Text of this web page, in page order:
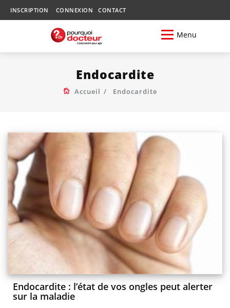
INSCRIPTION CONNEXION CONTACT
Menu
Endocardite
Accueil Endocardite
Endocardite : l’état de vos ongles peut alerter
sur la maladie